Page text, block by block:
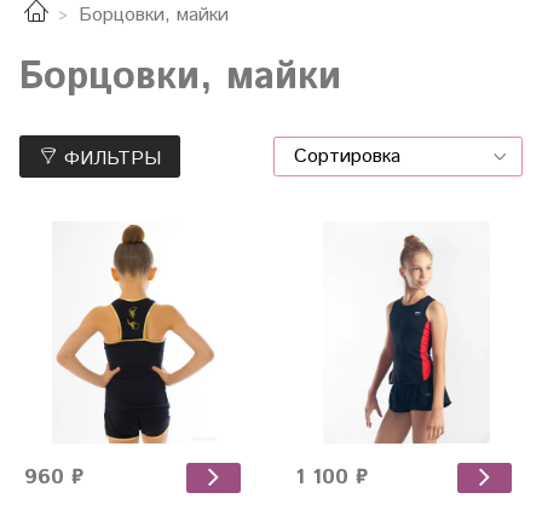
Борцовки, майки
Борцовки, майки
ФИЛЬТРЫ
960 ₽ 1 100 ₽